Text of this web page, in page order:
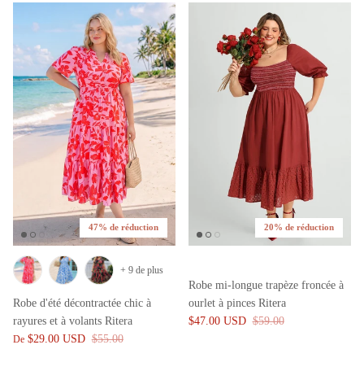
47% de réduction
Robe d'été décontractée chic à
rayures et à volants Ritera
De $29.00 USD $55.00
+ 9 de plus
20% de réduction
Robe mi-longue trapèze froncée à
ourlet à pinces Ritera
$47.00 USD $59.00